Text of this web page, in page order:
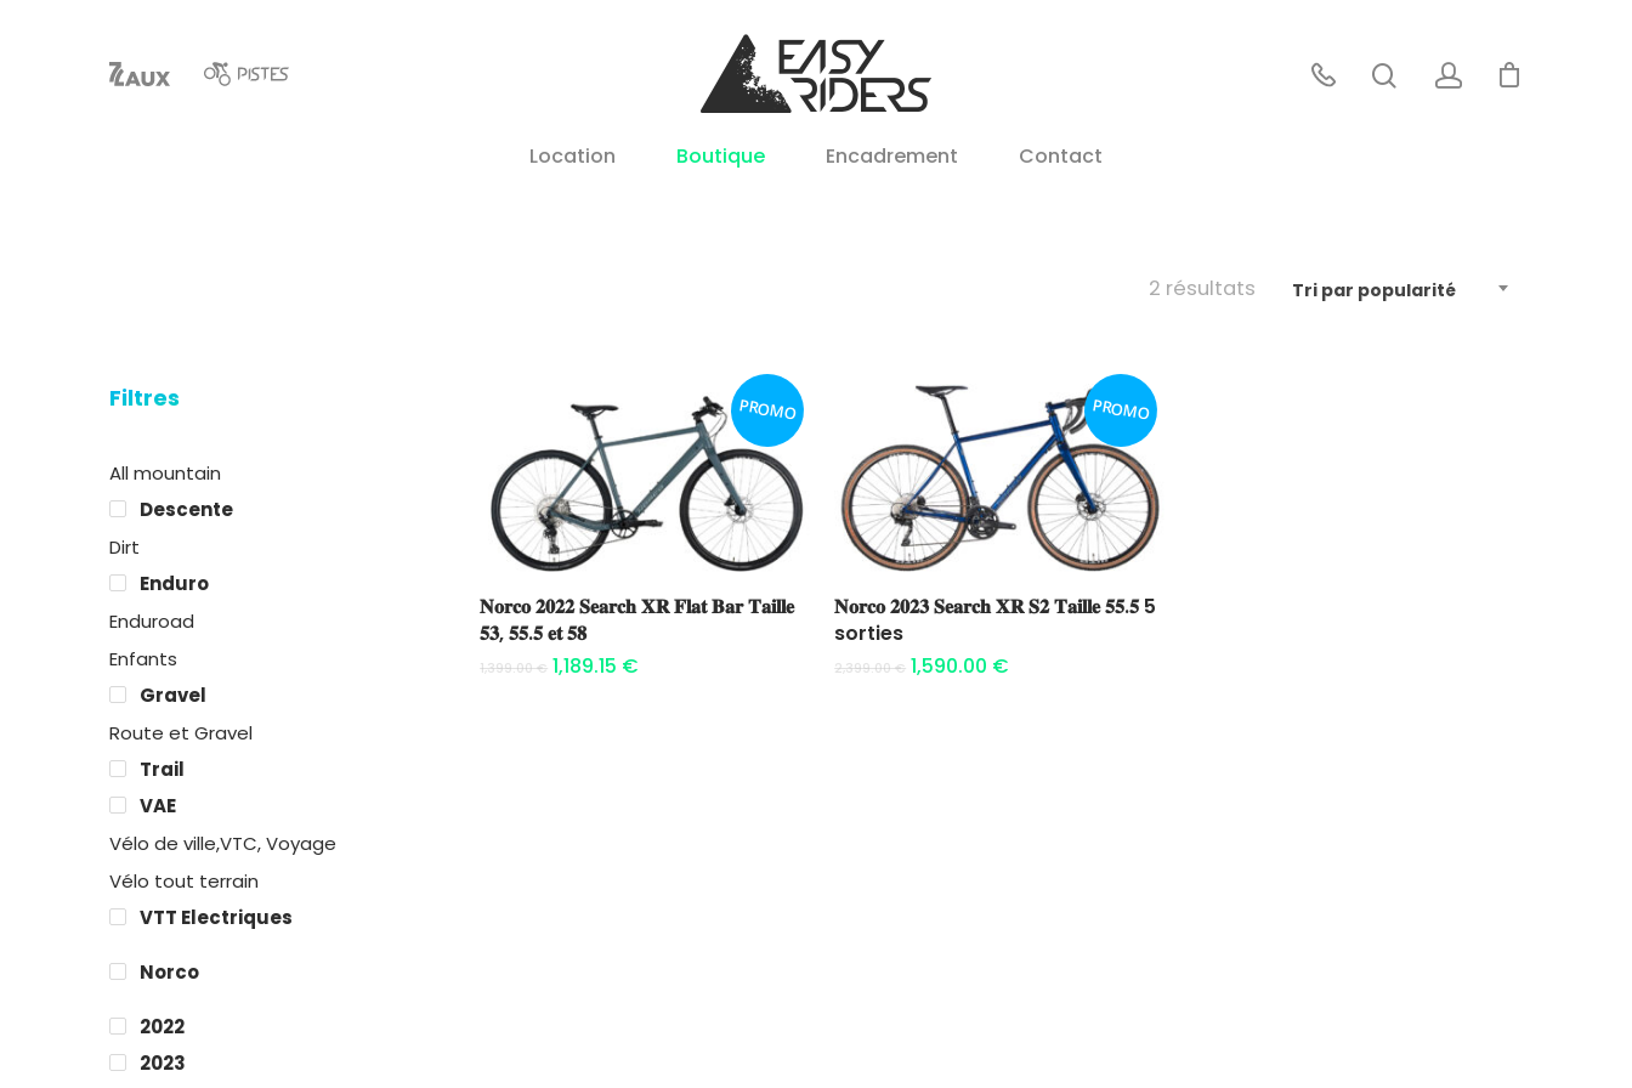
Location Boutique Encadrement Contact
Tri par popularité
2 résultats
Filtres
All mountain
Descente
Dirt
Enduro
Enduroad
Enfants
Gravel
Route et Gravel
Trail
VAE
Vélo de ville,VTC, Voyage
Vélo tout terrain
VTT Electriques
Norco
2022
2023
PROMO
Ajouter au panier
𝐍𝐨𝐫𝐜𝐨 𝟐𝟎𝟐𝟐 𝐒𝐞𝐚𝐫𝐜𝐡 𝐗𝐑 𝐅𝐥𝐚𝐭 𝐁𝐚𝐫 𝐓𝐚𝐢𝐥𝐥𝐞
𝟓𝟑, 𝟓𝟓.𝟓 𝐞𝐭 𝟓𝟖
1,399.00€ 1,189.15 €
PROMO
Ajouter au panier
𝐍𝐨𝐫𝐜𝐨 𝟐𝟎𝟐𝟑 𝐒𝐞𝐚𝐫𝐜𝐡 𝐗𝐑 𝐒𝟐 𝐓𝐚𝐢𝐥𝐥𝐞 𝟓𝟓.𝟓 5
sorties
2,399.00€ 1,590.00 €